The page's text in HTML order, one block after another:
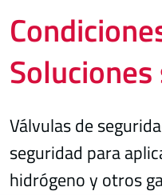
Válvulas de
seguridad para
hidrógeno y otros